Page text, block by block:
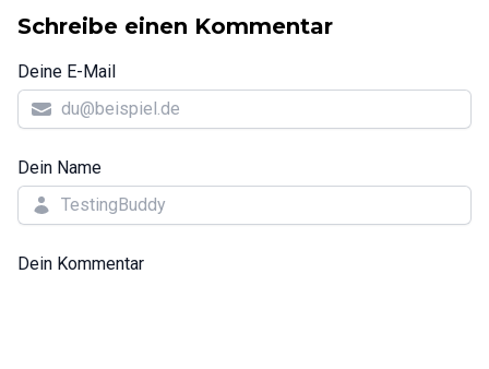
Schreibe einen Kommentar
Deine E-Mail
Dein Name
Dein Kommentar